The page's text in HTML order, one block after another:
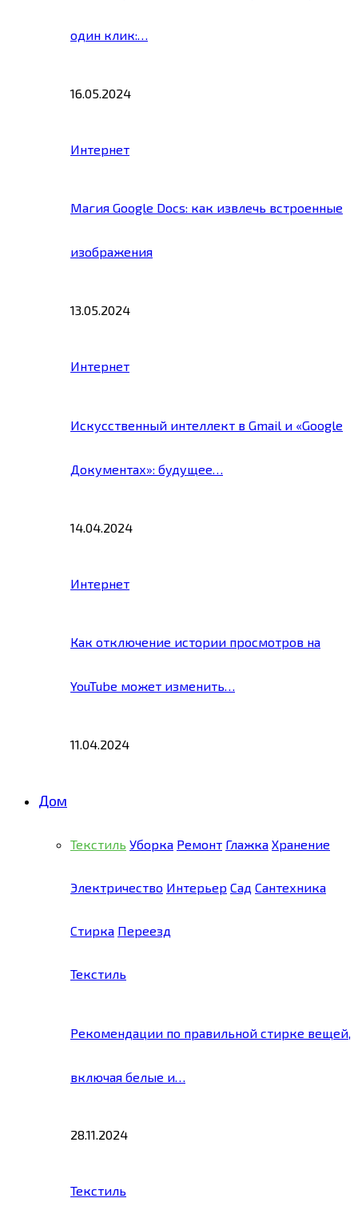
один клик:…
16.05.2024
Интернет
Магия Google Docs: как извлечь встроенные
изображения
13.05.2024
Интернет
Искусственный интеллект в Gmail и «Google
Документах»: будущее…
14.04.2024
Интернет
Как отключение истории просмотров на
YouTube может изменить…
11.04.2024
Дом
Текстиль Уборка Ремонт Глажка Хранение
Электричество Интерьер Сад Сантехника
Стирка Переезд
Текстиль
Рекомендации по правильной стирке вещей,
включая белые и…
28.11.2024
Текстиль